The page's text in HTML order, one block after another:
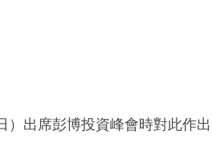
）出席彭博投資峰會時對此作